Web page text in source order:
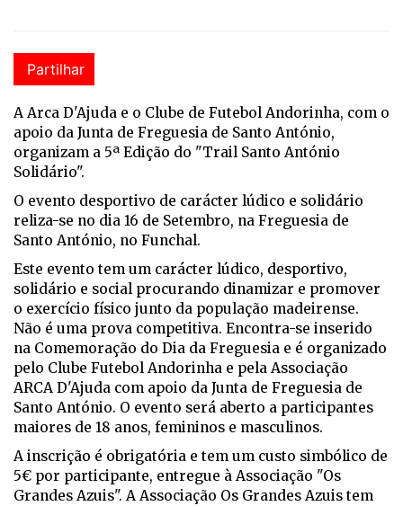
Partilhar
A Arca D'Ajuda e o Clube de Futebol Andorinha, com o
apoio da Junta de Freguesia de Santo António,
organizam a 5ª Edição do "Trail Santo António
Solidário".
O evento desportivo de carácter lúdico e solidário
reliza-se no dia 16 de Setembro, na Freguesia de
Santo António, no Funchal.
Este evento tem um carácter lúdico, desportivo,
solidário e social procurando dinamizar e promover
o exercício físico junto da população madeirense.
Não é uma prova competitiva. Encontra-se inserido
na Comemoração do Dia da Freguesia e é organizado
pelo Clube Futebol Andorinha e pela Associação
ARCA D'Ajuda com apoio da Junta de Freguesia de
Santo António. O evento será aberto a participantes
maiores de 18 anos, femininos e masculinos.
A inscrição é obrigatória e tem um custo simbólico de
5€ por participante, entregue à Associação "Os
Grandes Azuis". A Associação Os Grandes Azuis tem